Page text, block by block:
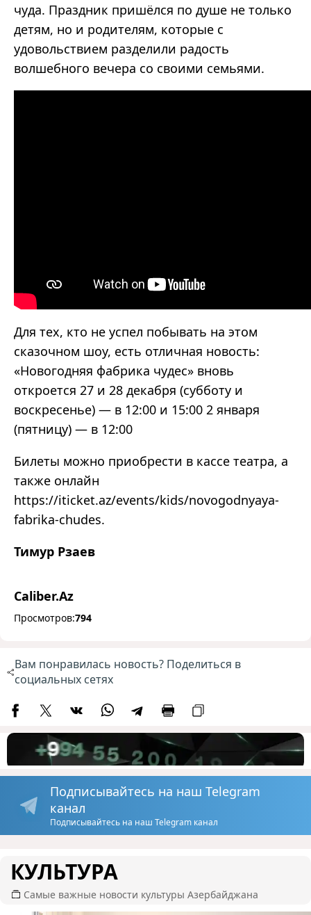
чуда. Праздник пришёлся по душе не только
детям, но и родителям, которые с
удовольствием разделили радость
волшебного вечера со своими семьями.
Для тех, кто не успел побывать на этом
сказочном шоу, есть отличная новость:
«Новогодняя фабрика чудес» вновь
откроется 27 и 28 декабря (субботу и
воскресенье) — в 12:00 и 15:00 2 января
(пятницу) — в 12:00
Билеты можно приобрести в кассе театра, а
также онлайн
https://iticket.az/events/kids/novogodnyaya-
fabrika-chudes.
Тимур Рзаев
Caliber.Az
Просмотров:794
Вам понравилась новость? Поделиться в
социальных сетях
Подписывайтесь на наш Telegram
канал
Подписывайтесь на наш Telegram канал
КУЛЬТУРА
Самые важные новости культуры Азербайджана